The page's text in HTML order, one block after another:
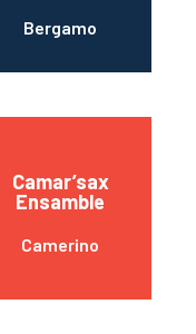
Bergamo
Camar’sax
Ensamble
Camerino